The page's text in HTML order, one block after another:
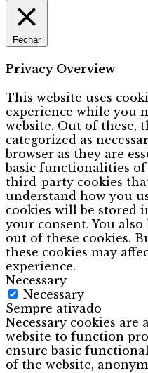
Fechar
Privacy Overview
This website uses
experience while you
website. Out of these,
categorized as
browser as they are
basic functionalities of
third-party cookies
understand how you
cookies will be stored
your consent. You
out of these cookies.
these cookies may
experience.
Necessary
Necessary
Sempre ativado
Necessary cookies
website to function
ensure basic
of the website,